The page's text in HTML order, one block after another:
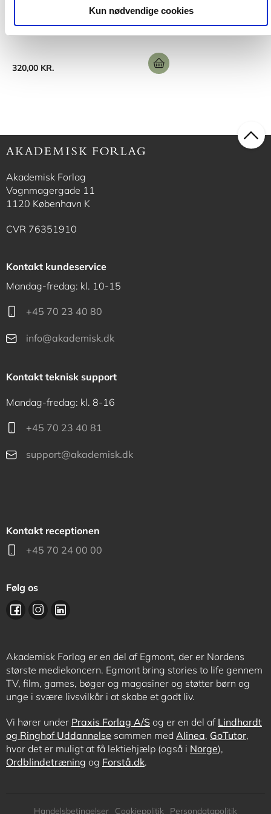
Kun nødvendige cookies
320,00 KR.
Akademisk Forlag
Vognmagergade 11
1120 København K
CVR 76351910
Kontakt kundeservice
Mandag-fredag: kl. 10-15
+45 70 23 40 80
info@akademisk.dk
Kontakt teknisk support
Mandag-fredag: kl. 8-16
+45 70 23 40 81
support@akademisk.dk
Kontakt receptionen
+45 70 24 00 00
Følg os
Akademisk Forlag er en del af Egmont, der er Nordens
største mediekoncern. Egmont bring stories to life gennem
TV, film, games, bøger og magasiner og støtter børn og
unge i svære livsvilkår i at skabe et godt liv.
Vi hører under Praxis Forlag A/S og er en del af Lindhardt
og Ringhof Uddannelse sammen med Alinea, GoTutor,
hvor det er muligt at få lektiehjælp (også i Norge),
Ordblindetræning og Forstå.dk.
Subfooter
Handelsbetingelser Cookiepolitik Persondatapolitik